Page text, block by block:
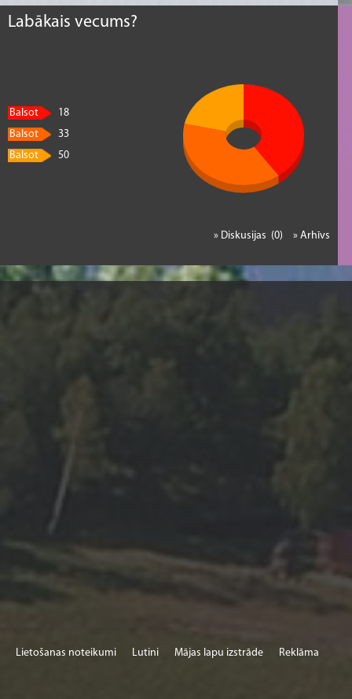
Labākais vecums?
Balsot
18
Balsot
33
Balsot
50
» Arhīvs
» Diskusijas (0)
Lietošanas noteikumi Lutini Mājas lapu izstrāde Reklāma